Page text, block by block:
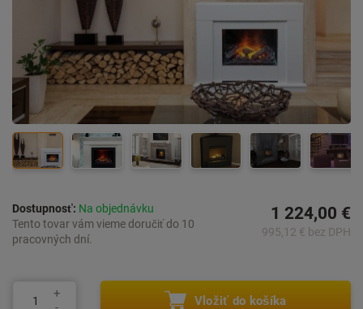
Dostupnosť: Na objednávku
Tento tovar vám vieme doručiť do 10
pracovných dní.
1 224,00 €
995,12 € bez DPH
Vložiť do košíka